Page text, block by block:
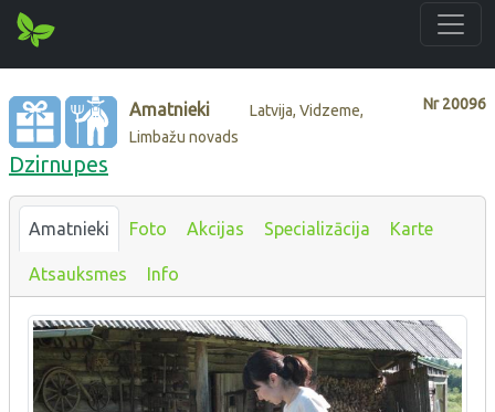
Nr20096
Amatnieki
Latvija, Vidzeme,
Limbažu novads
Dzirnupes
Amatnieki Foto Akcijas Specializācija Karte
Atsauksmes Info